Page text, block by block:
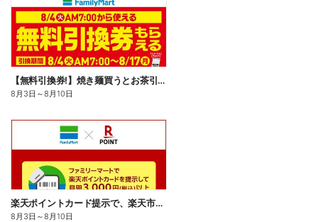
【無料引換券!】焼き麺買うとお茶引換券貰える!
8月3日 ～8月10日
楽天ポイントカード提示で、楽天市場でのお買い物がおトクに!
8月3日 ～8月10日